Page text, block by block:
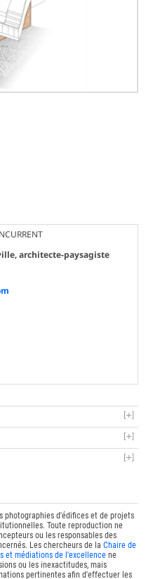
architecte-paysagiste
photographies d'édifices et de projets
Toute reproduction ne
ou les responsables des
Les chercheurs de laChaire de
et médiations de l'excellence ne
ou les inexactitudes, mais
pertinentes afin d'effectuer les